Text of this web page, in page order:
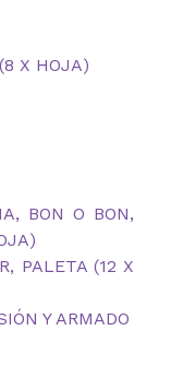
X HOJA)
BON O BON,
PALETA (12 X
Y ARMADO